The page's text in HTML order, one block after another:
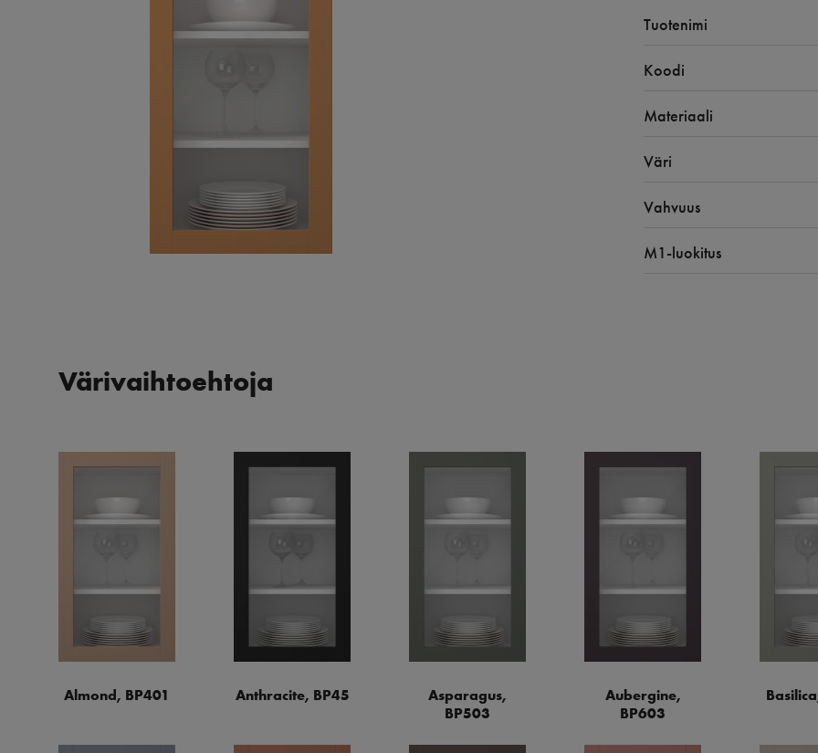
Tuotenimi
Koodi
Materiaali
Väri
Vahvuus
M1-luokitus
Värivaihtoehtoja
Almond, BP401 Anthracite, BP45
Asparagus,
BP503
Aubergine,
BP603